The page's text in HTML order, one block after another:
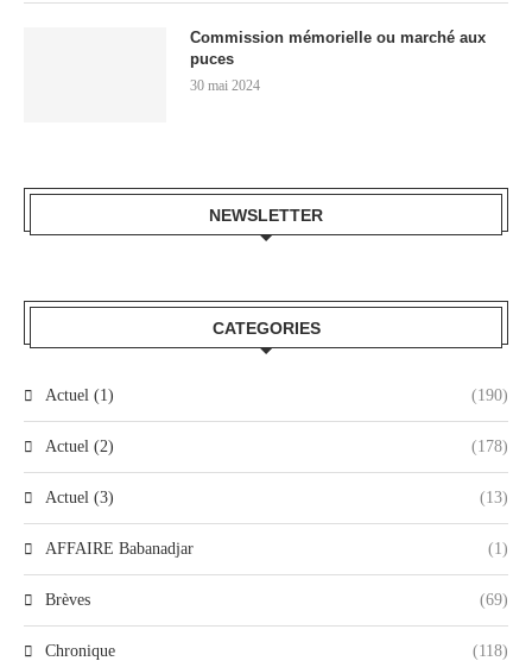
Commission mémorielle ou marché aux
puces
30 mai 2024
NEWSLETTER
CATEGORIES
Actuel (1) (190)
Actuel (2) (178)
Actuel (3) (13)
AFFAIRE Babanadjar (1)
Brèves (69)
Chronique (118)